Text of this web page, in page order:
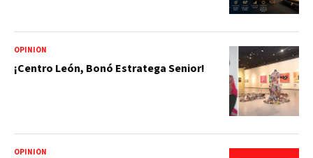
OPINIÓN
¡Centro León, Bonó Estratega Senior!
OPINIÓN